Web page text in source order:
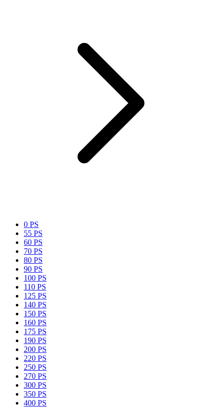
0 PS
55 PS
60 PS
70 PS
80 PS
90 PS
100 PS
110 PS
125 PS
140 PS
150 PS
160 PS
175 PS
190 PS
200 PS
220 PS
250 PS
270 PS
300 PS
350 PS
400 PS